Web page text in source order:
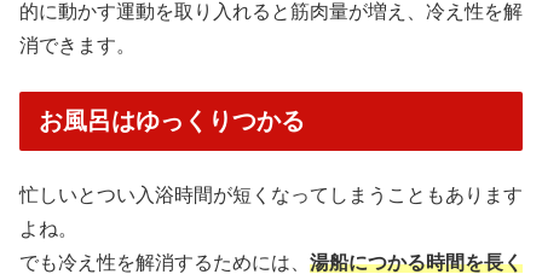
的に動かす運動を取り入れると筋肉量が増え、冷え性を解
消できます。
お風呂はゆっくりつかる
忙しいとつい入浴時間が短くなってしまうこともあります
よね。
でも冷え性を解消するためには、 湯船につかる時間を長く